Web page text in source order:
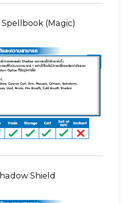
(Magic)
Shield